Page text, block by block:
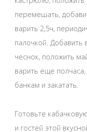
перемешать,
варить 2,5ч,
палочкой.
чеснок, положить
варить еще
банкам и закатать.
Готовьте
и гостей этой